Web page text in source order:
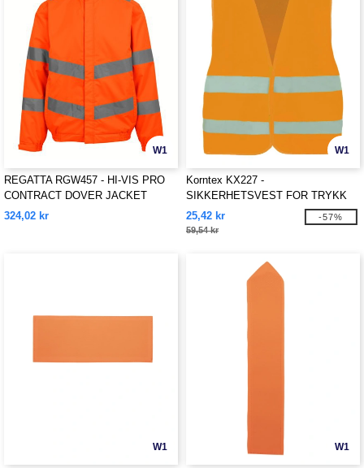
W1
REGATTA RGW457 - HI-VIS PRO
CONTRACT DOVER JACKET
324,02 kr
W1
Korntex KX227 -
SIKKERHETSVEST FOR TRYKK
"PASSAU"
25,42 kr
59,54 kr
-57%
W1 W1